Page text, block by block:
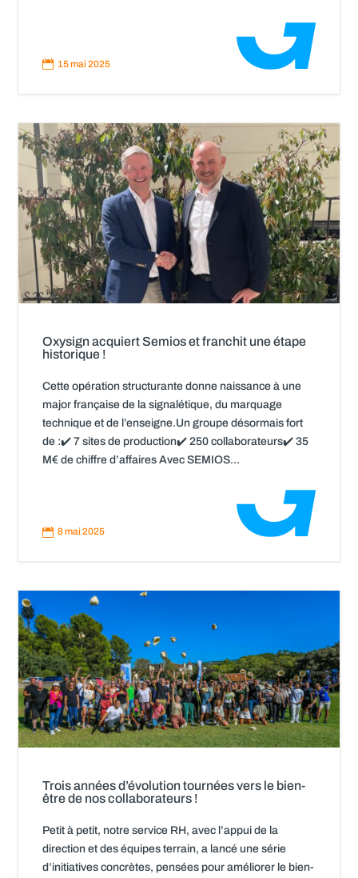
Read
More
 15 mai 2025
Oxysign acquiert Semios et franchit une étape
historique !
Cette opération structurante donne naissance à une
major française de la signalétique, du marquage
technique et de l’enseigne.Un groupe désormais fort
de :✔️ 7 sites de production✔️ 250 collaborateurs✔️ 35
M€ de chiffre d’affaires Avec SEMIOS...
Read
More
 8 mai 2025
Trois années d’évolution tournées vers le bien-
être de nos collaborateurs !
Petit à petit, notre service RH, avec l’appui de la
direction et des équipes terrain, a lancé une série
d’initiatives concrètes, pensées pour améliorer le bien-